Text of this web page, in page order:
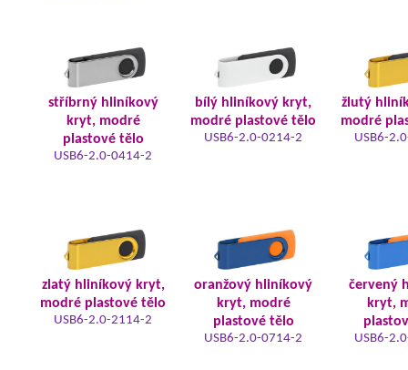
stříbrný hliníkový
kryt, modré
plastové tělo
USB6-2.0-0414-2
bílý hliníkový kryt,
modré plastové tělo
USB6-2.0-0214-2
žlutý
modré
USB6-
zlatý hliníkový kryt,
modré plastové tělo
USB6-2.0-2114-2
oranžový hliníkový
kryt, modré
plastové tělo
USB6-2.0-0714-2
červený
kryt,
USB6-